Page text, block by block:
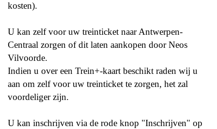
kosten).
U kan zelf voor uw treinticket naar Antwerpen-
Centraal zorgen of dit laten aankopen door Neos
Vilvoorde.
Indien u over een Trein+-kaart beschikt raden wij u
aan om zelf voor uw treinticket te zorgen, het zal
voordeliger zijn.
U kan inschrijven via de rode knop "Inschrijven" op